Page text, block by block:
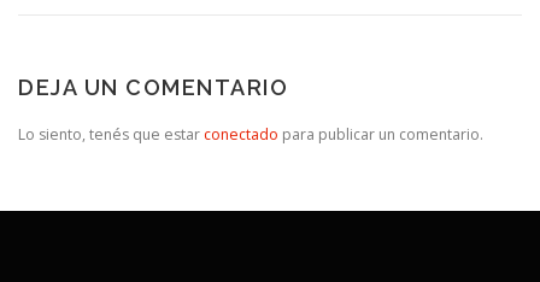
DEJA UN COMENTARIO
Lo siento, tenés que estar conectado para publicar un comentario.